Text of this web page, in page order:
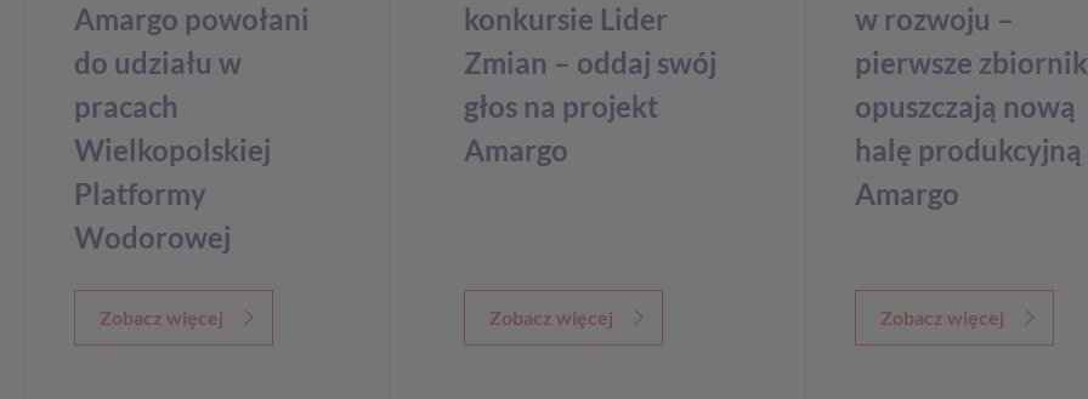
Amargo powołani
do udziału w
pracach
Wielkopolskiej
Platformy
Wodorowej
Zobacz więcej
konkursie Lider
Zmian – oddaj swój
głos na projekt
Amargo
Zobacz więcej
w rozwoju –
pierwsze
opuszczają nową
halę produkcyjną
Amargo
Zobacz więcej